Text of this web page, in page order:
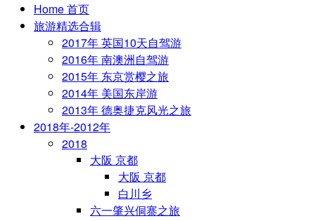
Home 首页
旅游精选合辑
2017年 英国10天自驾游
2016年 南澳洲自驾游
2015年 东京赏樱之旅
2014年 美国东岸游
2013年 德奥捷克风光之旅
2018年-2012年
2018
大阪 京都
大阪 京都
白川乡
六一肇兴侗寨之旅